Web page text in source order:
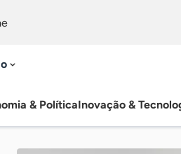
& PolíticaInovação &